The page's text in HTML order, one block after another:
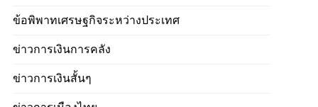
ข้อพิพาทเศรษฐกิจระหว่างประเทศ
ข่าวการเงินการคลัง
ข่าวการเงินสั้นๆ